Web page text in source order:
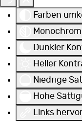
Farben
Monochrom
Dunkler
Heller
Niedrige
Hohe
Links